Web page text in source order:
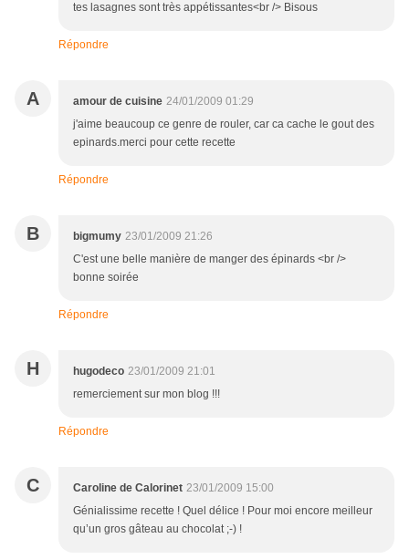
tes lasagnes sont très appétissantes<br /> Bisous
Répondre
A amour de cuisine 24/01/2009 01:29
j'aime beaucoup ce genre de rouler, car ca cache le gout des
epinards.merci pour cette recette
Répondre
B bigmumy 23/01/2009 21:26
C'est une belle manière de manger des épinards <br />
bonne soirée
Répondre
H hugodeco 23/01/2009 21:01
remerciement sur mon blog !!!
Répondre
C Caroline de Calorinet 23/01/2009 15:00
Génialissime recette ! Quel délice ! Pour moi encore meilleur
qu’un gros gâteau au chocolat ;-) !